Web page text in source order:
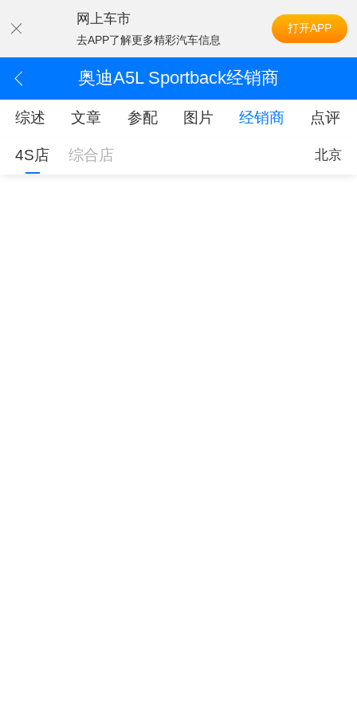
网上车市
去APP了解更多精彩汽车信息
打开APP
奥迪A5L Sportback经销商
综述 文章 参配 图片 经销商 点评
4S店 综合店 北京